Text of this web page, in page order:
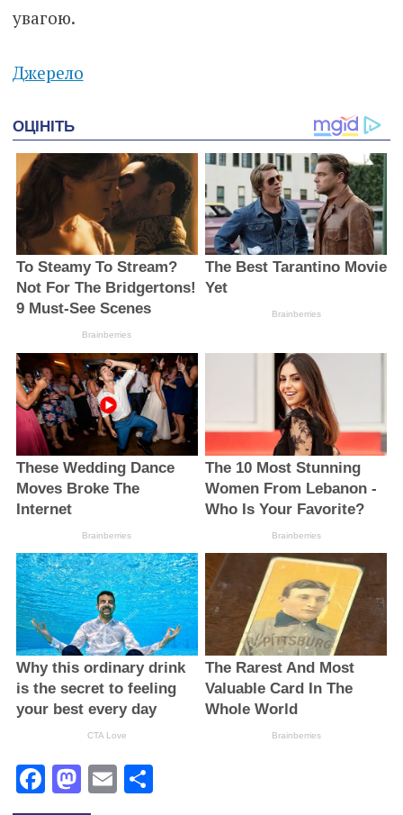
увагою.
Джерело
Facebook
Mastodon
EmailПоділитися